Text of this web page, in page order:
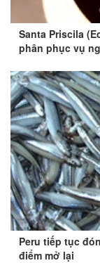
Santa Priscila
phân phục vụ
Peru tiếp tục
điểm mở lại